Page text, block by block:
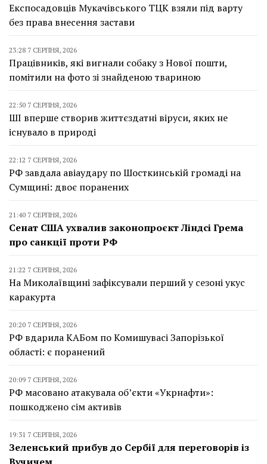
Експосадовців Мукачівського ТЦК взяли під варту
без права внесення застави
23:28 7 СЕРПНЯ, 2026
Працівників, які вигнали собаку з Нової пошти,
помітили на фото зі знайденою твариною
22:50 7 СЕРПНЯ, 2026
ШІ вперше створив життєздатні віруси, яких не
існувало в природі
22:12 7 СЕРПНЯ, 2026
РФ завдала авіаудару по Шосткинській громаді на
Сумщині: двоє поранених
21:40 7 СЕРПНЯ, 2026
Сенат США ухвалив законопроєкт Ліндсі Грема
про санкції проти РФ
21:22 7 СЕРПНЯ, 2026
На Миколаївщині зафіксували перший у сезоні укус
каракурта
20:20 7 СЕРПНЯ, 2026
РФ вдарила КАБом по Комишувасі Запорізької
області: є поранений
20:09 7 СЕРПНЯ, 2026
РФ масовано атакувала об’єкти «Укрнафти»:
пошкоджено сім активів
19:31 7 СЕРПНЯ, 2026
Зеленський прибув до Сербії для переговорів із
Вучичем